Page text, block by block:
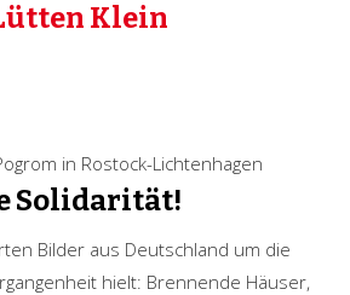
Klein
in Rostock-Lichtenhagen
Solidarität!
Bilder aus Deutschland um die
hielt: Brennende Häuser,